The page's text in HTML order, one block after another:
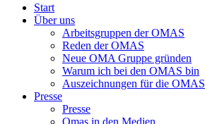
Start
Über uns
Arbeitsgruppen der OMAS
Reden der OMAS
Neue OMA Gruppe gründen
Warum ich bei den OMAS bin
Auszeichnungen für die OMAS
Presse
Presse
Omas in den Medien